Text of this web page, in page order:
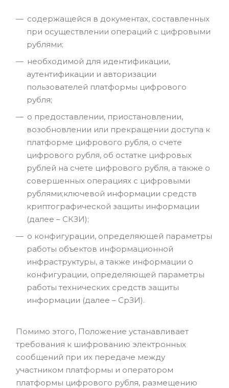
содержащейся в документах, составленных
при осуществлении операций с цифровыми
рублями;
необходимой для идентификации,
аутентификации и авторизации
пользователей платформы цифрового
рубля;
о предоставлении, приостановлении,
возобновлении или прекращении доступа к
платформе цифрового рубля, о счете
цифрового рубля, об остатке цифровых
рублей на счете цифрового рубля, а также о
совершенных операциях с цифровыми
рублями;ключевой информации средств
криптографической защиты информации
(далее – СКЗИ);
о конфигурации, определяющей параметры
работы объектов информационной
инфраструктуры, а также информации о
конфигурации, определяющей параметры
работы технических средств защиты
информации (далее – СрЗИ).
Помимо этого, Положение устанавливает
требования к шифрованию электронных
сообщений при их передаче между
участником платформы и оператором
платформы цифрового рубля, размещению